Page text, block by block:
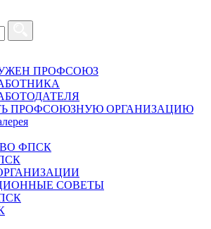
ПРОФСОЮЗ
ПРОФСОЮЗНУЮ ОРГАНИЗАЦИЮ
ФПСК
СОВЕТЫ